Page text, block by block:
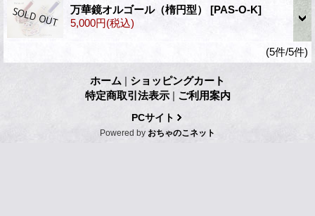
万華鏡オルゴール（楕円型） [PAS-O-K]
5,000円(税込)
(5件/5件)
ホーム | ショッピングカート
特定商取引法表示 | ご利用案内
PCサイト
Powered by おちゃのこネット